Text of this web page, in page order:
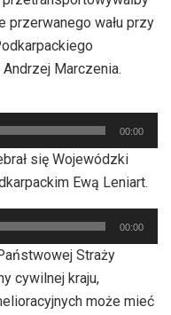
przerwanego wału przy
Marczenia.
00:00
się Wojewódzki
Ewą Leniart.
00:00
Straży
cywilnej kraju,
może mieć